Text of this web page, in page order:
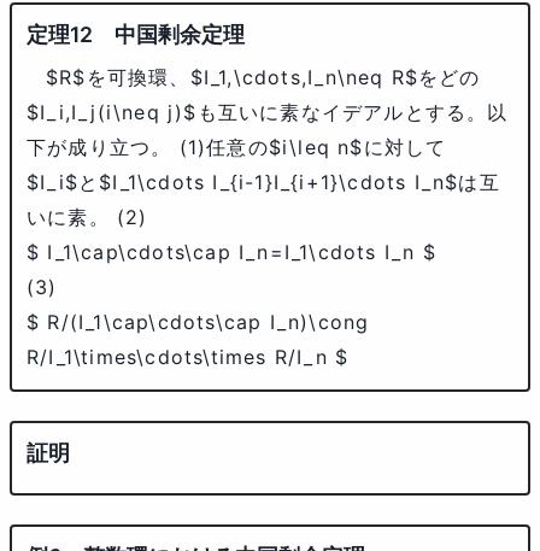
中国剰余定理
$R$ を可換環、 $I_1,\cdots,I_n\neq R$をどの
$I_i,I_j(i\neq j)$ も互いに素なイデアルとする。以
下が成り立つ。 (1)任意の$i\leq n$に対して
$I_i$と $I_1\cdots I_{i-1}I_{i+1}\cdots I_n$は互
いに素。 (2)
$ I_1\cap\cdots\cap I_n=I_1\cdots I_n $
(3)
$ R/(I_1\cap\cdots\cap I_n)\cong
R/I_1\times\cdots\times R/I_n $